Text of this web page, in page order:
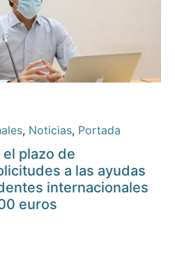
, Noticias, Portada
plazo de
a las ayudas
internacionales
euros